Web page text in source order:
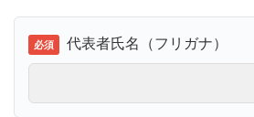
代表者氏名（フリガナ）